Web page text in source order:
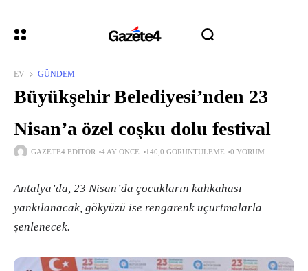
EV GÜNDEM
Büyükşehir Belediyesi’nden 23
Nisan’a özel coşku dolu festival
GAZETE4 EDITÖR 4 AY ÖNCE 140,0 GÖRÜNTÜLEME 0 YORUM
Antalya’da, 23 Nisan’da çocukların kahkahası
yankılanacak, gökyüzü ise rengarenk uçurtmalarla
şenlenecek.